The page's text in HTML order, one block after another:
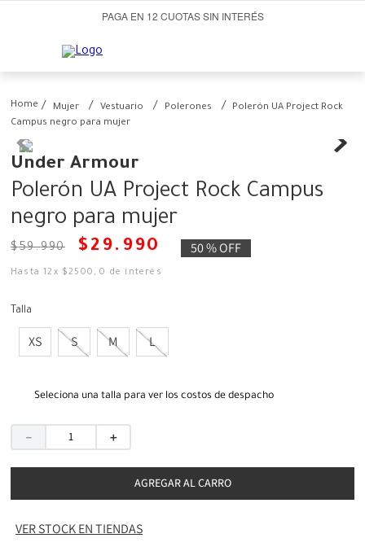
PAGA EN 12 CUOTAS SIN INTERÉS
Mujer Vestuario Polerones
Polerón UA Project Rock
Campus negro para mujer
Under Armour
Polerón UA Project Rock Campus
negro para mujer
$59.990 $ 29 . 990 50 %OFF
Hasta12 x $2500 ,0 de interés
Talla
XS S M L
Seleciona una talla para ver los costos de despacho
＋
－
AGREGAR AL CARRO
VER STOCK EN TIENDAS